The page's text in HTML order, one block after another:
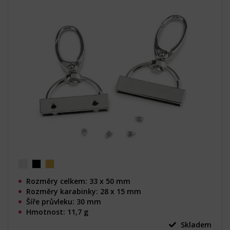
Rozměry celkem: 33 x 50 mm
Rozměry karabinky: 28 x 15 mm
Šíře průvleku: 30 mm
Hmotnost: 11,7 g
Skladem